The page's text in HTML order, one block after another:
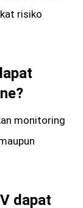
risiko
monitoring
dapat